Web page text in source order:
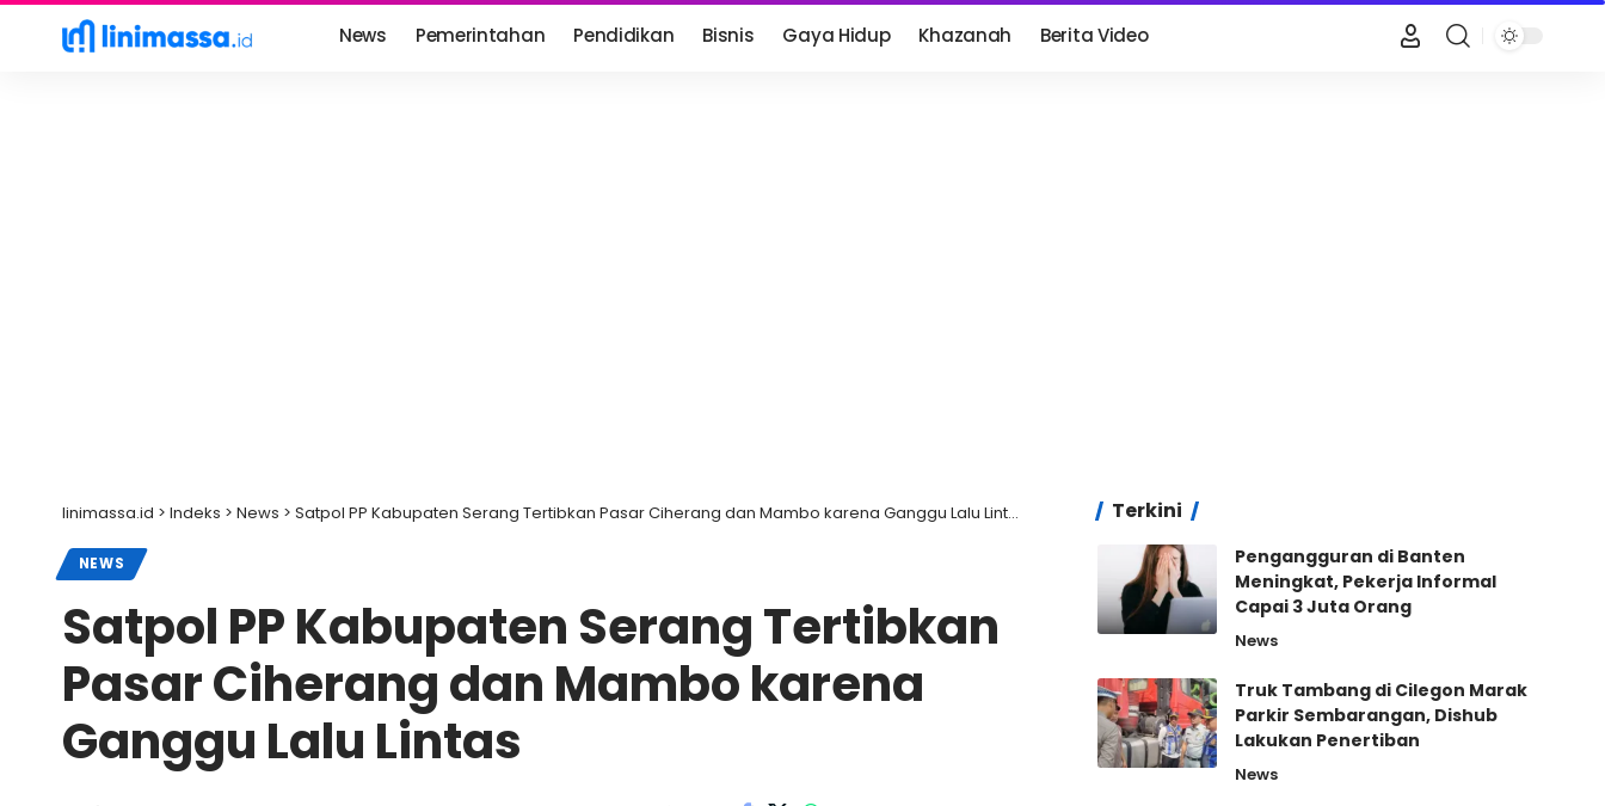
News Pemerintahan Pendidikan Bisnis Gaya Hidup Khazanah Berita Video
linimassa.id > Indeks > News > Satpol PP Kabupaten Serang Tertibkan Pasar Ciherang dan Mambo karena Ganggu Lalu Lintas
NEWS
Satpol PP Kabupaten Serang Tertibkan
Pasar Ciherang dan Mambo karena
Ganggu Lalu Lintas
Terkini
Pengangguran di Banten
Meningkat, Pekerja Informal
Capai 3 Juta Orang
News
Truk Tambang di Cilegon Marak
Parkir Sembarangan, Dishub
Lakukan Penertiban
News